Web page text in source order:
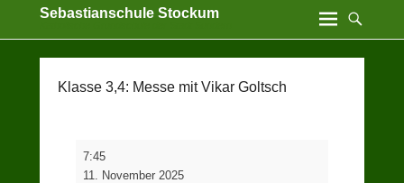
Sebastianschule Stockum
Klasse 3,4: Messe mit Vikar Goltsch
Klasse
3,4:
7:45
11. November 2025